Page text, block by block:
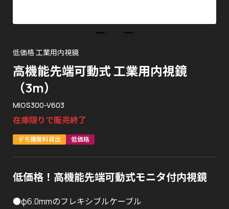
低価格 工業用内視鏡
高機能先端可動式 工業用内視鏡
（3m）
MIGS300-V603
在庫限りで販売終了
デモ機無料貸出 低価格
低価格！高機能先端可動式モニタ付内視鏡
●φ6.0mmのフレキシブルケーブル